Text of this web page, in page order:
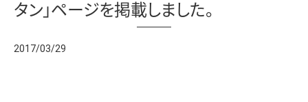
タン」ページを掲載しました。
2017/03/29